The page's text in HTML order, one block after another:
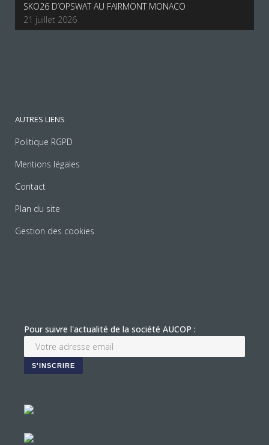
SKO26 D’OPSWAT AU FAIRMONT MONACO
21 juillet 2026
AUTRES LIENS
Politique RGPD
Mentions légales
Contact
Plan du site
Gestion des cookies
Pour suivre l'actualité de la société AUCOP :